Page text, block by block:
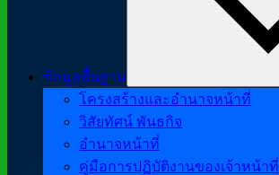
ข้อมูลพื้นฐาน
โครงสร้างและอำนาจหน้าที่
วิสัยทัศน์ พันธกิจ
อำนาจหน้าที่
คู่มือการปฏิบัติงานของเจ้าหน้าที่